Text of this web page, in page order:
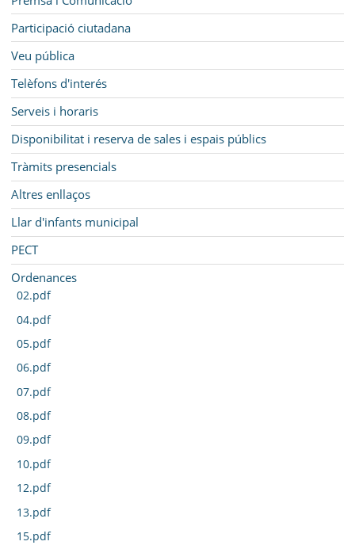
Participació ciutadana
Veu pública
Telèfons d'interés
Serveis i horaris
Disponibilitat i reserva de sales i espais públics
Tràmits presencials
Altres enllaços
Llar d'infants municipal
PECT
Ordenances
02.pdf
04.pdf
05.pdf
06.pdf
07.pdf
08.pdf
09.pdf
10.pdf
12.pdf
13.pdf
15.pdf